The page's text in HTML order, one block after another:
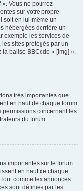
». Vous ne pourrez
sur votre propre
soit en lui-même un
hébergées derrière un
exemple les services de
sites protégés par un
la balise BBCode « [img] ».
très importantes que
en haut de chaque forum
permissions concernant les
du forum.
importantes sur le forum
en haut de chaque
comme les annonces
sont définies par les